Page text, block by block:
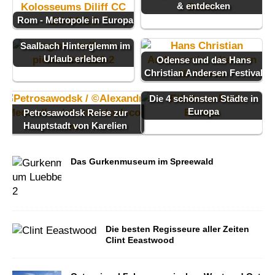
Rom - Metropole in Europa
& entdecken
Saalbach Hinterglemm im
Urlaub erleben
Odense und das Hans
Christian Andersen Festival
Petrosawodsk Reise zur
Hauptstadt von Karelien
Die 4 schönsten Städte in
Europa
Das Gurkenmuseum im Spreewald
Die besten Regisseure aller Zeiten
Clint Eeastwood